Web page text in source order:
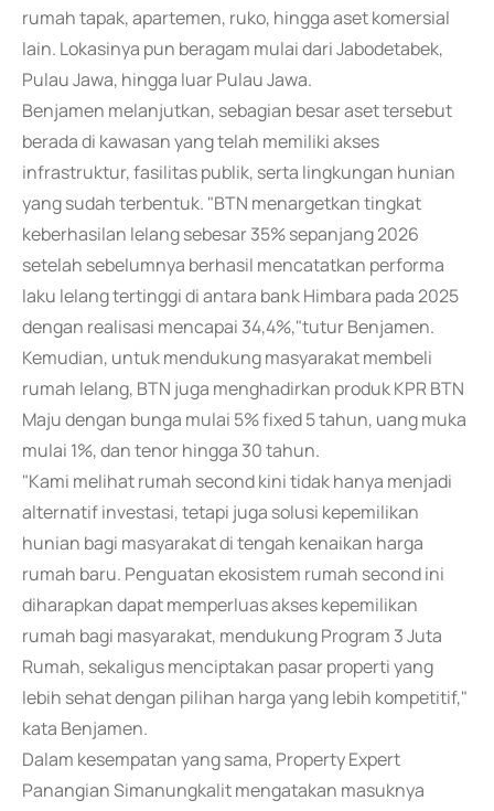
rumah tapak, apartemen, ruko, hingga aset komersial
lain. Lokasinya pun beragam mulai dari Jabodetabek,
Pulau Jawa, hingga luar Pulau Jawa.
Benjamen melanjutkan, sebagian besar aset tersebut
berada di kawasan yang telah memiliki akses
infrastruktur, fasilitas publik, serta lingkungan hunian
yang sudah terbentuk. "BTN menargetkan tingkat
keberhasilan lelang sebesar 35% sepanjang 2026
setelah sebelumnya berhasil mencatatkan performa
laku lelang tertinggi di antara bank Himbara pada 2025
dengan realisasi mencapai 34,4%,"tutur Benjamen.
Kemudian, untuk mendukung masyarakat membeli
rumah lelang, BTN juga menghadirkan produk KPR BTN
Maju dengan bunga mulai 5% fixed 5 tahun, uang muka
mulai 1%, dan tenor hingga 30 tahun.
"Kami melihat rumah second kini tidak hanya menjadi
alternatif investasi, tetapi juga solusi kepemilikan
hunian bagi masyarakat di tengah kenaikan harga
rumah baru. Penguatan ekosistem rumah second ini
diharapkan dapat memperluas akses kepemilikan
rumah bagi masyarakat, mendukung Program 3 Juta
Rumah, sekaligus menciptakan pasar properti yang
lebih sehat dengan pilihan harga yang lebih kompetitif,"
kata Benjamen.
Dalam kesempatan yang sama, Property Expert
Panangian Simanungkalit mengatakan masuknya